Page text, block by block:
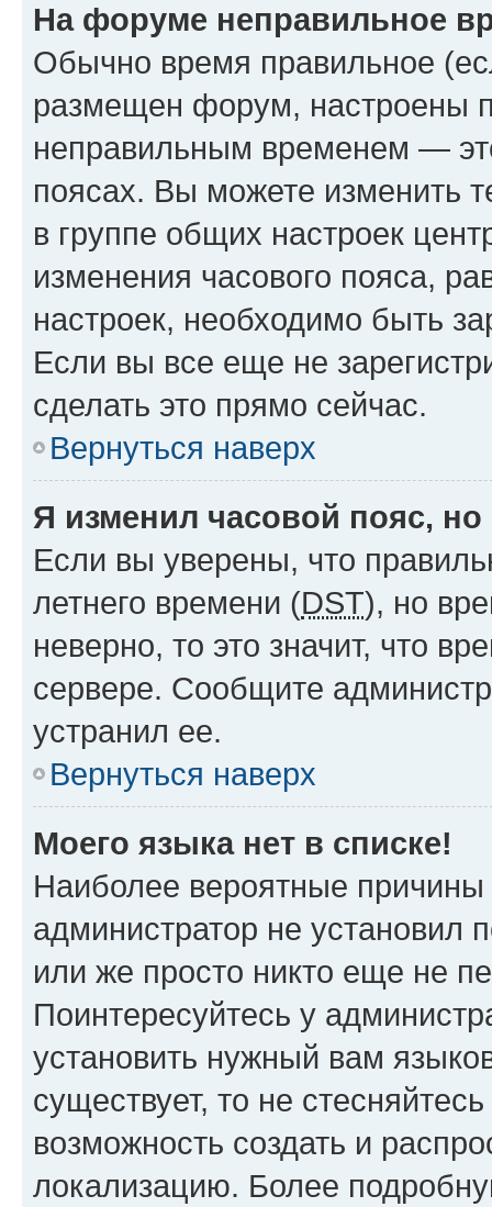
На форуме неправильное
Обычно время правильное
размещен форум, настроены
неправильным временем —
поясах. Вы можете изменить
в группе общих настроек
изменения часового пояса,
настроек, необходимо быть
Если вы все еще не
сделать это прямо сейчас.
Вернуться наверх
Я изменил часовой пояс,
Если вы уверены, что
летнего времени (DST), но
неверно, то это значит, что
сервере. Сообщите
устранил ее.
Вернуться наверх
Моего языка нет в списке!
Наиболее вероятные причины
администратор не установил
или же просто никто еще не
Поинтересуйтесь у
установить нужный вам
существует, то не
возможность создать и
локализацию. Более